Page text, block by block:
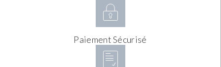
Paiement Sécurisé